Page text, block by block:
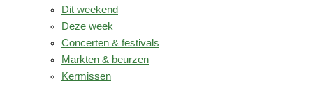
Dit weekend
Deze week
Concerten & festivals
Markten & beurzen
Kermissen